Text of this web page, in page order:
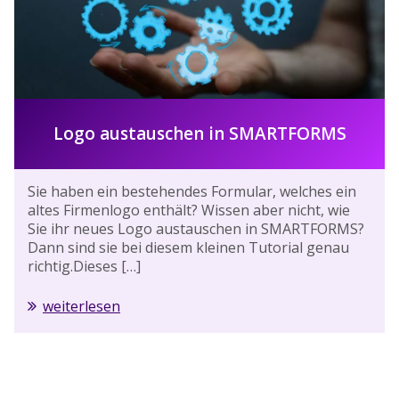
Logo austauschen in SMARTFORMS
Sie haben ein bestehendes Formular, welches ein
altes Firmenlogo enthält? Wissen aber nicht, wie
Sie ihr neues Logo austauschen in SMARTFORMS?
Dann sind sie bei diesem kleinen Tutorial genau
richtig.Dieses […]
weiterlesen